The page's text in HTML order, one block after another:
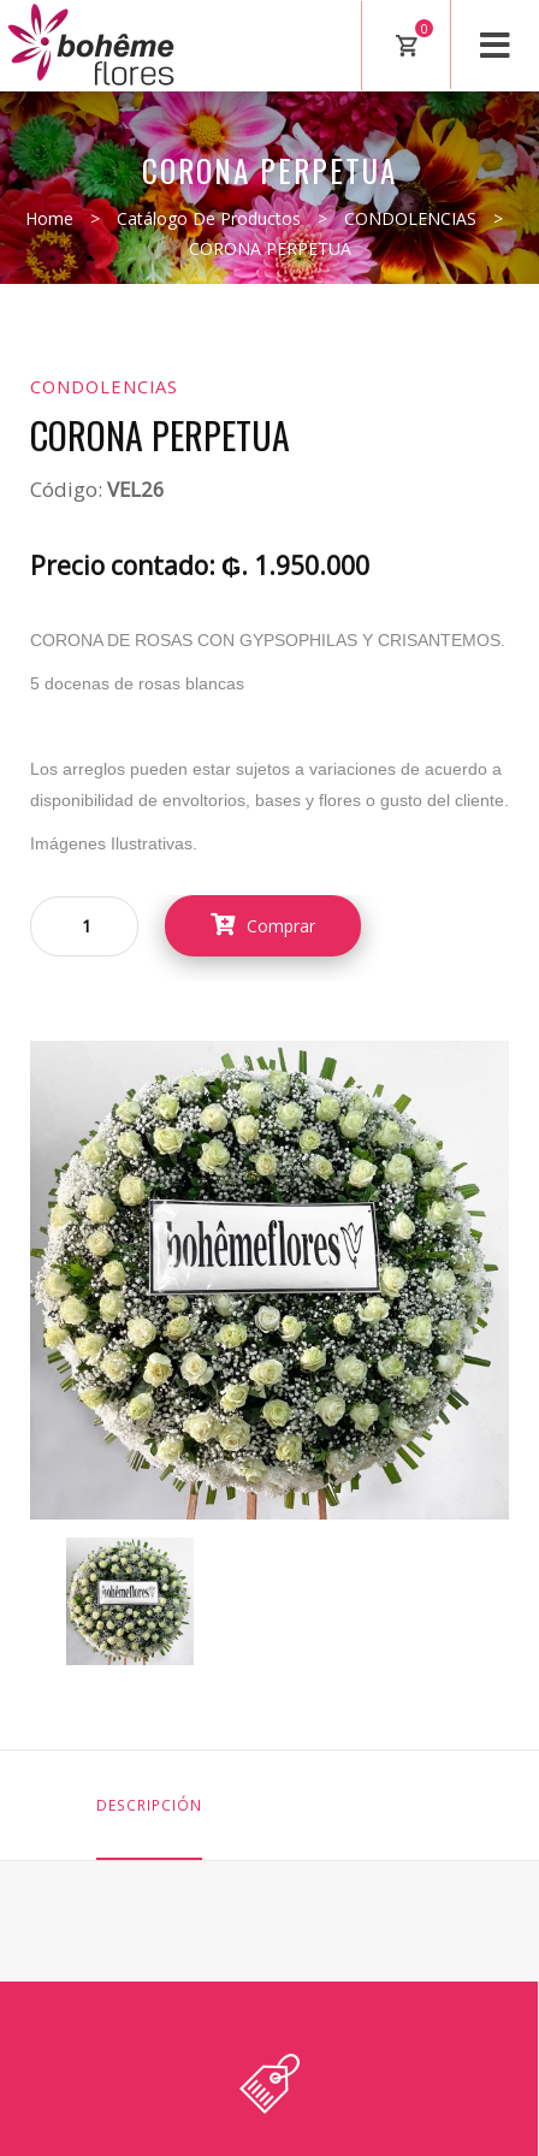
0
CORONA PERPETUA
Home > Catálogo De Productos > CONDOLENCIAS
>
CORONA PERPETUA
CONDOLENCIAS
CORONA PERPETUA
Código: VEL26
Precio contado: ₲. 1.950.000
CORONA DE ROSAS CON GYPSOPHILAS Y CRISANTEMOS.
5 docenas de rosas blancas
Los arreglos pueden estar sujetos a variaciones de acuerdo a
disponibilidad de envoltorios, bases y flores o gusto del cliente.
Imágenes Ilustrativas.
Comprar
DESCRIPCIÓN